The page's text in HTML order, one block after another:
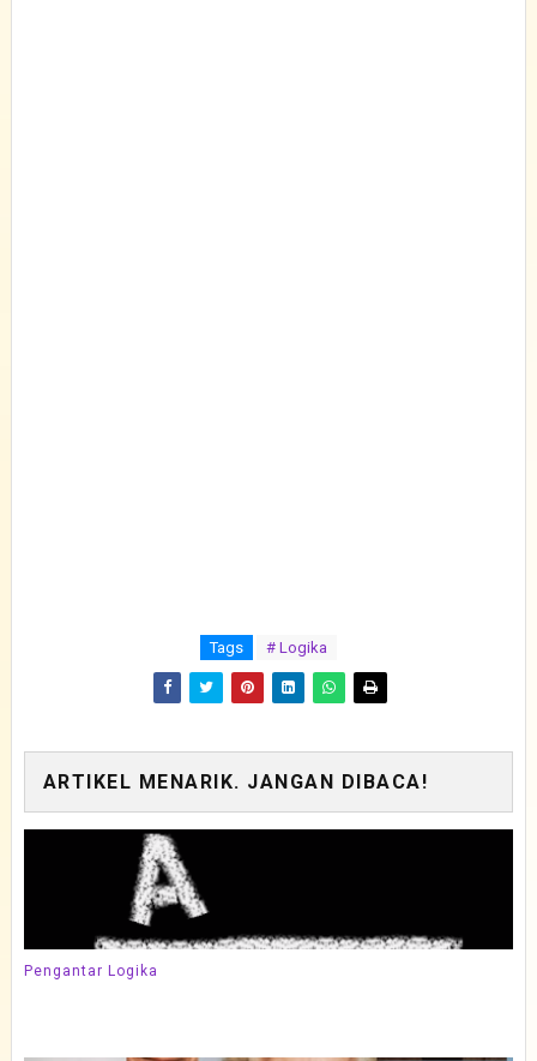
Tags # Logika
ARTIKEL MENARIK. JANGAN DIBACA!
Pengantar Logika